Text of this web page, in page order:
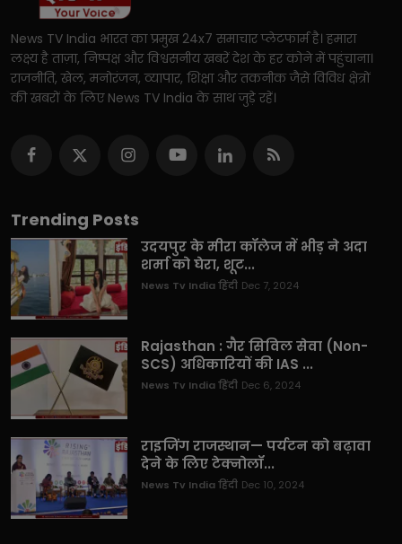
News TV India भारत का प्रमुख 24x7 समाचार प्लेटफार्म है। हमारा
लक्ष्य है ताज़ा, निष्पक्ष और विश्वसनीय खबरें देश के हर कोने में पहुंचाना।
राजनीति, खेल, मनोरंजन, व्यापार, शिक्षा और तकनीक जैसे विविध क्षेत्रों
की खबरों के लिए News TV India के साथ जुड़े रहें।
Trending Posts
उदयपुर के मीरा कॉलेज में भीड़ ने अदा
शर्मा को घेरा, शूट...
News Tv India हिंदी Dec 7, 2024
Rajasthan : गैर सिविल सेवा (Non-
SCS) अधिकारियों की IAS ...
News Tv India हिंदी Dec 6, 2024
राइजिंग राजस्थान— पर्यटन को बढ़ावा
देने के लिए टेक्नोलॉ...
News Tv India हिंदी Dec 10, 2024